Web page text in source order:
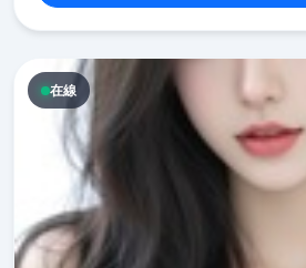
在線